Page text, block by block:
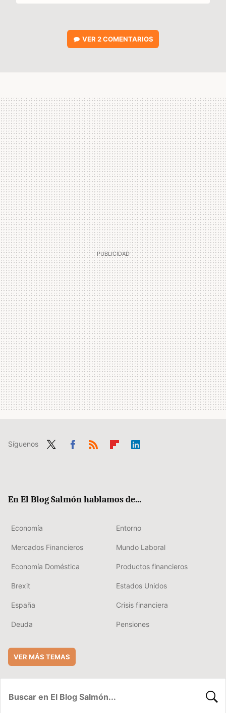
VER2 COMENTARIOS
Síguenos
En El Blog Salmón hablamos de...
Economía Entorno
Mercados Financieros Mundo Laboral
Economía Doméstica Productos financieros
Brexit Estados Unidos
España Crisis financiera
Deuda Pensiones
VER MÁS TEMAS